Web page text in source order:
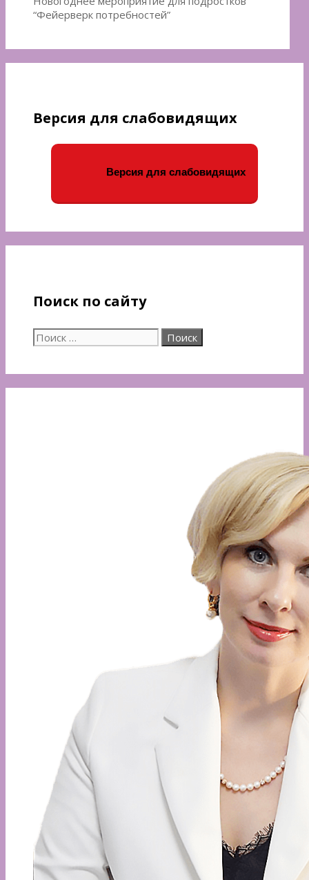
записям
“Фейерверк потребностей”
Версия для слабовидящих
Версия для слабовидящих
Поиск по сайту
Поиск: